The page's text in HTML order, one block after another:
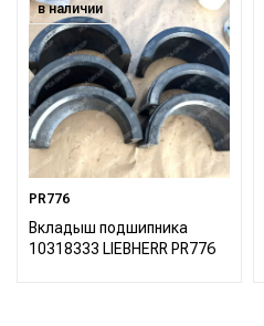
в наличии
PR776
Вкладыш подшипника
10318333 LIEBHERR PR776